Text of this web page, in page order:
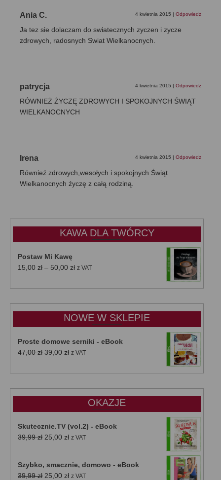
Ania C. 4 kwietnia 2015 | Odpowiedz
Ja tez sie dolaczam do swiatecznych zyczen i zycze
zdrowych, radosnych Swiat Wielkanocnych.
patrycja 4 kwietnia 2015 | Odpowiedz
RÓWNIEŻ ŻYCZĘ ZDROWYCH I SPOKOJNYCH ŚWIĄT
WIELKANOCNYCH
Irena 4 kwietnia 2015 | Odpowiedz
Równieź zdrowych,wesołych i spokojnych Świąt
Wielkanocnych źyczę z całą rodziną.
KAWA DLA TWÓRCY
Postaw Mi Kawę
15,00 zł – 50,00 złZakres
od
do
50,00 zł
z VAT
NOWE W SKLEPIE
Proste domowe serniki - eBook
47,00zł Pierwotna
wynosiła:
39,00 złAktualna
wynosi:
z VAT
OKAZJE
Skutecznie.TV (vol.2) - eBook
39,99zł Pierwotna
39,99 zł.
25,00 złAktualna
25,00 zł.
z VAT
Szybko, smacznie, domowo - eBook
39,99zł Pierwotna
25,00 złAktualna
z VAT